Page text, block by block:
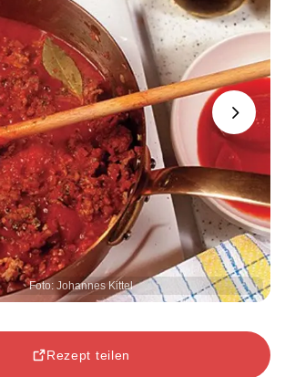
Foto: Johannes Kittel
Next
Rezept teilen